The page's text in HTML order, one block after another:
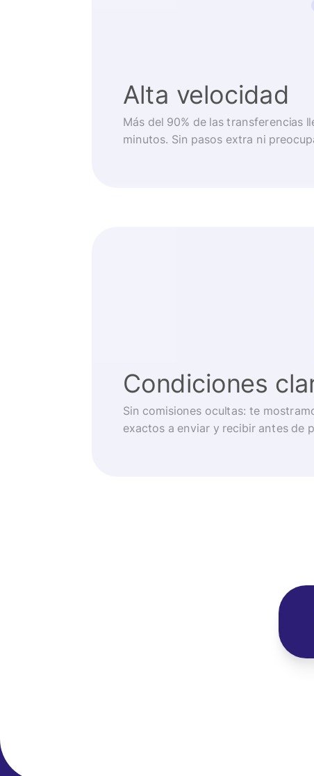
Alta velocidad
Más del 90% de las transferencias
minutos. Sin pasos extra ni
Condiciones
Sin comisiones ocultas: te
exactos a enviar y recibir antes de